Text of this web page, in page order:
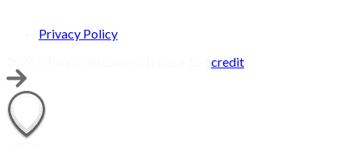
Privacy Policy
credit